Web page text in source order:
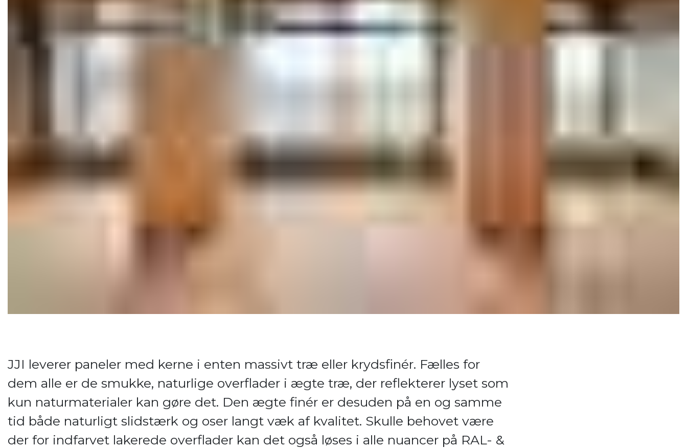
JJI leverer paneler med kerne i enten massivt træ eller krydsfinér. Fælles for
dem alle er de smukke, naturlige overflader i ægte træ, der reflekterer lyset som
kun naturmaterialer kan gøre det. Den ægte finér er desuden på en og samme
tid både naturligt slidstærk og oser langt væk af kvalitet. Skulle behovet være
der for indfarvet lakerede overflader kan det også løses i alle nuancer på RAL- &